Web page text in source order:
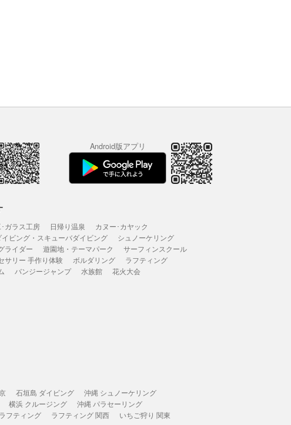
Android版アプリ
ガラス工房 日帰り温泉
カヌー･カヤック
イビング・スキューバダイビング
シュノーケリング
ライダー 遊園地・テーマパーク
サーフィンスクール
サリー 手作り体験 ボルダリング
ラフティング
バンジージャンプ 水族館 花火大会
石垣島 ダイビング
沖縄 シュノーケリング
横浜 クルージング
沖縄 パラセーリング
フティング ラフティング 関西
いちご狩り 関東